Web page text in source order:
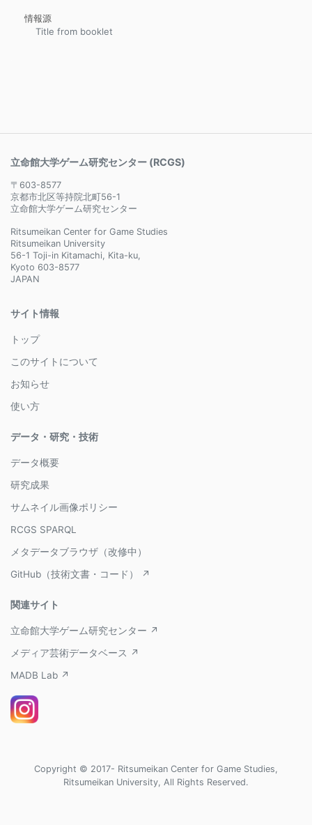
情報源
Title from booklet
立命館大学ゲーム研究センター (RCGS)
〒603-8577
京都市北区等持院北町56-1
立命館大学ゲーム研究センター
Ritsumeikan Center for Game Studies
Ritsumeikan University
56-1 Toji-in Kitamachi, Kita-ku,
Kyoto 603-8577
JAPAN
サイト情報
トップ
このサイトについて
お知らせ
使い方
データ・研究・技術
データ概要
研究成果
サムネイル画像ポリシー
RCGS SPARQL
メタデータブラウザ（改修中）
GitHub（技術文書・コード） ↗
関連サイト
立命館大学ゲーム研究センター ↗
メディア芸術データベース ↗
MADB Lab ↗
Copyright © 2017- Ritsumeikan Center for Game Studies,
Ritsumeikan University, All Rights Reserved.